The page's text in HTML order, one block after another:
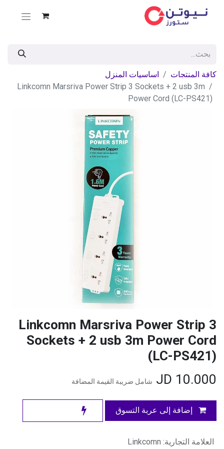
كافة المنتجات
اساسيات المنزل
Linkcomn Marsriva Power Strip 3 Sockets + 2 usb 3m
Power Cord (LC-PS421)
Linkcomn Marsriva Power Strip 3
Sockets + 2 usb 3m Power Cord
(LC-PS421)
10.000
شامل ضريبة القيمة المضافة
إضافة إلى عربة التسوق
العلامة التجارية:
Linkcomn